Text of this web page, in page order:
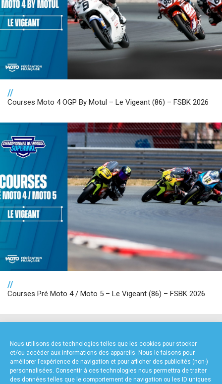
Nous utilisons des technologies telles que les cookies pour stocker
et/ou accéder aux informations des appareils. Nous le faisons pour
améliorer l’expérience de navigation et pour afficher des publicités (non-)
personnalisées. Consentir à ces technologies nous permettra de traiter
des données telles que le comportement de navigation ou les ID uniques
//
Courses Moto 4 OGP By Motul – Le Vigeant (86) – FSBK 2026
//
Courses Pré Moto 4 / Moto 5 – Le Vigeant (86) – FSBK 2026